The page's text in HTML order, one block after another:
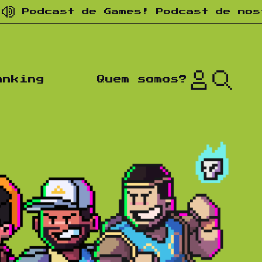
de Games! Podcast de nostalgia!
Quem somos?